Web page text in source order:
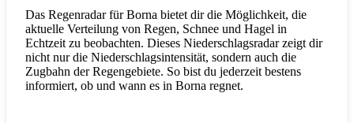
Das Regenradar für Borna bietet dir die Möglichkeit, die
aktuelle Verteilung von Regen, Schnee und Hagel in
Echtzeit zu beobachten. Dieses Niederschlagsradar zeigt dir
nicht nur die Niederschlagsintensität, sondern auch die
Zugbahn der Regengebiete. So bist du jederzeit bestens
informiert, ob und wann es in Borna regnet.